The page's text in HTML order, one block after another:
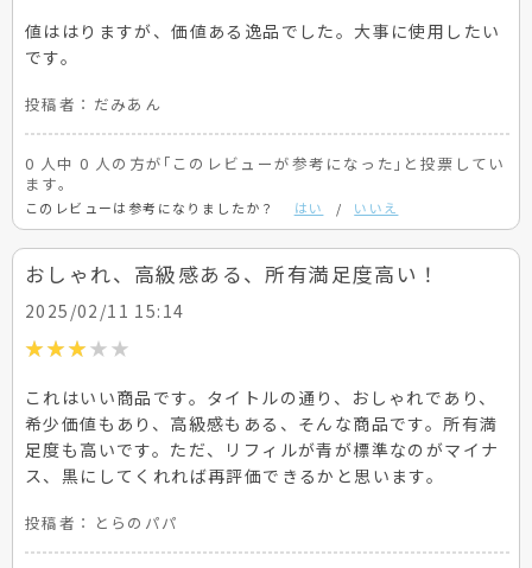
値ははりますが、価値ある逸品でした。大事に使用したい
です。
投稿者： だみあん
0 人中 0 人の方が｢このレビューが参考になった｣と投票してい
ます。
このレビューは参考になりましたか？ はい / いいえ
おしゃれ、高級感ある、所有満足度高い！
2025/02/11 15:14
これはいい商品です。タイトルの通り、おしゃれであり、
希少価値もあり、高級感もある、そんな商品です。所有満
足度も高いです。ただ、リフィルが青が標準なのがマイナ
ス、黒にしてくれれば再評価できるかと思います。
投稿者： とらのパパ